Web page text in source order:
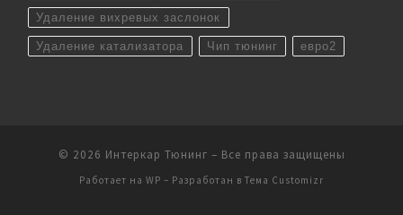
Удаление вихревых заслонок
Удаление катализатора Чип тюнинг евро2
© 2026 Интеркар Тюнинг – Все права защищены
Работает на WP – Разработан в Тема Customizr